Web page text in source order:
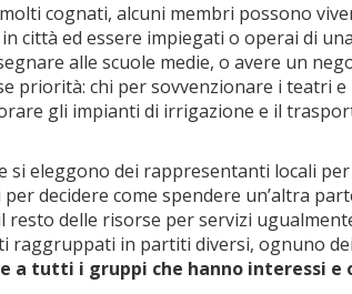
cognati, alcuni membri possono
città ed essere impiegati o operai di
alle scuole medie, o avere un
priorità: chi per sovvenzionare i teatri
gli impianti di irrigazione e il
si eleggono dei rappresentanti locali
decidere come spendere un’altra
delle risorse per servizi
raggruppati in partiti diversi, ognuno
a tutti i gruppi che hanno interessi e